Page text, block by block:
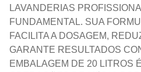
LAVANDERIAS
FUNDAMENTAL. SUA
FACILITA A DOSAGEM,
GARANTE RESULTADOS
EMBALAGEM DE 20 LITROS